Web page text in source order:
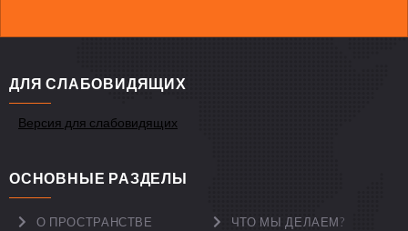
ДЛЯ СЛАБОВИДЯЩИХ
Версия для слабовидящих
ОСНОВНЫЕ РАЗДЕЛЫ
О ПРОСТРАНСТВЕ ЧТО МЫ ДЕЛАЕМ?